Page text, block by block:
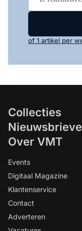
of 1 artikel per
Collecties
Over VMT
Events
Digitaal Magazine
Klantenservice
Contact
Adverteren